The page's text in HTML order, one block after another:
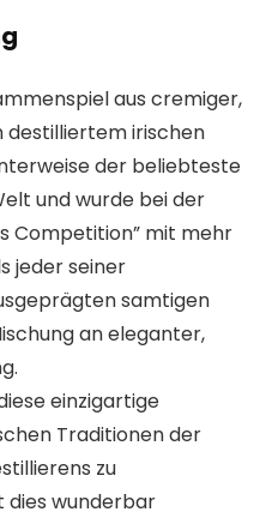
aus cremiger,
destilliertem irischen
der beliebteste
und wurde bei der
Competition” mit mehr
jeder seiner
samtigen
an eleganter,
einzigartige
Traditionen der
zu
dies wunderbar